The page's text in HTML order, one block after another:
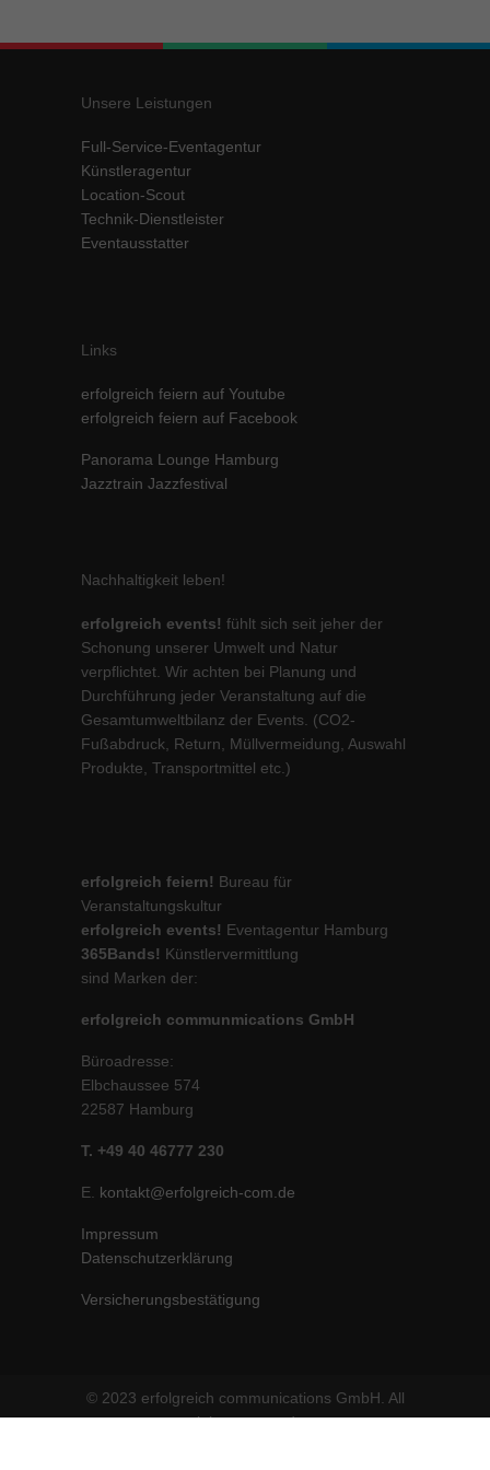
Unsere Leistungen
Full-Service-Eventagentur
Künstleragentur
Location-Scout
Technik-Dienstleister
Eventausstatter
Links
erfolgreich feiern auf Youtube
erfolgreich feiern auf Facebook
Panorama Lounge Hamburg
Jazztrain Jazzfestival
Nachhaltigkeit leben!
erfolgreich events! fühlt sich seit jeher der
Schonung unserer Umwelt und Natur
verpflichtet. Wir achten bei Planung und
Durchführung jeder Veranstaltung auf die
Gesamtumweltbilanz der Events. (CO2-
Fußabdruck, Return, Müllvermeidung, Auswahl
Produkte, Transportmittel etc.)
erfolgreich feiern! Bureau für
Veranstaltungskultur
erfolgreich events! Eventagentur Hamburg
365Bands! Künstlervermittlung
sind Marken der:
erfolgreich communmications GmbH
Büroadresse:
Elbchaussee 574
22587 Hamburg
T. +49 40 46777 230
E. kontakt@erfolgreich-com.de
Impressum
Datenschutzerklärung
Versicherungsbestätigung
© 2023 erfolgreich communications GmbH. All
rights reserved.
standardmäßig blockiert. Wenn Cookies von externen Medien akzeptiert
Cookie-Informationen anzeigen
powered by Borlabs Cookie